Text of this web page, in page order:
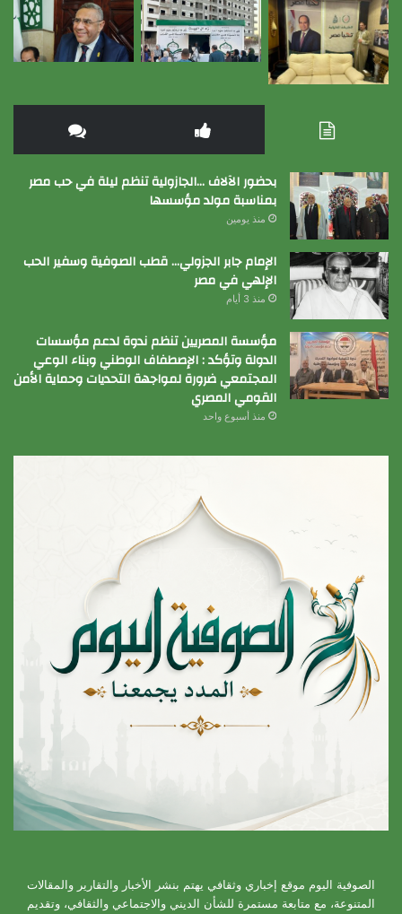
بحضور الآلاف …الجازولية تنظم ليلة في حب مصر
بمناسبة مولد مؤسسها
منذ يومين
الإمام جابر الجزولي… قطب الصوفية وسفير الحب
الإلهي في مصر
منذ 3 أيام
مؤسسة المصريين تنظم ندوة لدعم مؤسسات
الدولة وتؤكد : الإصطفاف الوطني وبناء الوعي
المجتمعي ضرورة لمواجهة التحديات وحماية الأمن
القومي المصري
منذ أسبوع واحد
الصوفية اليوم موقع إخباري وثقافي يهتم بنشر الأخبار والتقارير والمقالات
المتنوعة، مع متابعة مستمرة للشأن الديني والاجتماعي والثقافي، وتقديم